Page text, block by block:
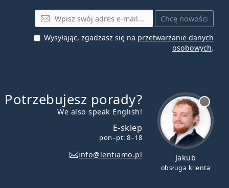
E-mail
Chcę nowości
Wysyłając, zgadzasz się na przetwarzanie danych
osobowych.
Jakub
obsługa klienta
Potrzebujesz porady?
We also speak English!
E-sklep
pon–pt: 8–18
info@lentiamo.pl